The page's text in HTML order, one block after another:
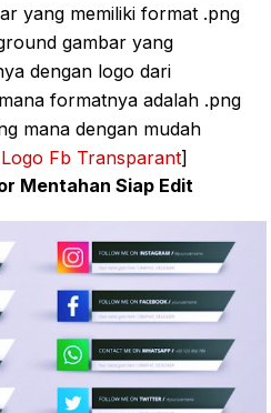
yang memiliki format .png
gambar yang
dengan logo dari
formatnya adalah .png
mana dengan mudah
Fb Transparant]
Mentahan Siap Edit